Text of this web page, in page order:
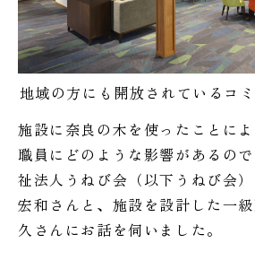
地域の方にも開放されているコ
施設に奈良の木を使ったことに
職員にどのような影響があるの
祉法人うねび会（以下うねび会
宏和さんと、施設を設計した一
久さんにお話を伺いました。